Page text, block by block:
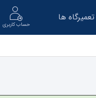
ها
حساب کاربری